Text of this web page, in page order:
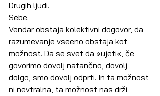
Drugih ljudi.
Sebe.
Vendar obstaja kolektivni dogovor, da
razumevanje vseeno obstaja kot
možnost. Da se svet da »ujeti«, če
govorimo dovolj natančno, dovolj
dolgo, smo dovolj odprti. In ta možnost
ni nevtralna, ta možnost nas drži